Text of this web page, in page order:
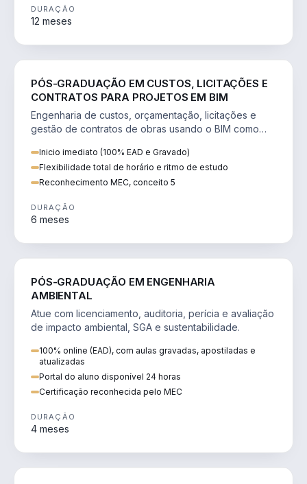
DURAÇÃO
12 meses
PÓS-GRADUAÇÃO EM CUSTOS, LICITAÇÕES E
CONTRATOS PARA PROJETOS EM BIM
Engenharia de custos, orçamentação, licitações e
gestão de contratos de obras usando o BIM como
Inicio imediato (100% EAD e Gravado)
Flexibilidade total de horário e ritmo de estudo
Reconhecimento MEC, conceito 5
DURAÇÃO
6 meses
PÓS-GRADUAÇÃO EM ENGENHARIA
AMBIENTAL
Atue com licenciamento, auditoria, perícia e avaliação
de impacto ambiental, SGA e sustentabilidade.
100% online (EAD), com aulas gravadas, apostiladas e
atualizadas
Portal do aluno disponível 24 horas
Certificação reconhecida pelo MEC
DURAÇÃO
4 meses